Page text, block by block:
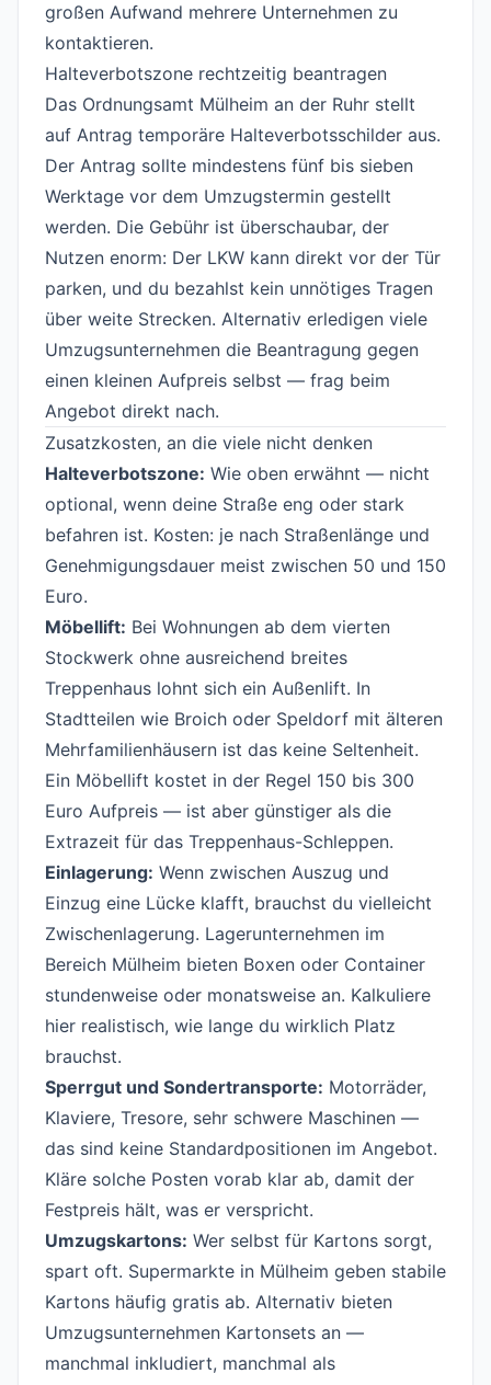
großen Aufwand mehrere Unternehmen zu
kontaktieren.
Halteverbotszone rechtzeitig beantragen
Das Ordnungsamt Mülheim an der Ruhr stellt
auf Antrag temporäre Halteverbotsschilder aus.
Der Antrag sollte mindestens fünf bis sieben
Werktage vor dem Umzugstermin gestellt
werden. Die Gebühr ist überschaubar, der
Nutzen enorm: Der LKW kann direkt vor der Tür
parken, und du bezahlst kein unnötiges Tragen
über weite Strecken. Alternativ erledigen viele
Umzugsunternehmen die Beantragung gegen
einen kleinen Aufpreis selbst — frag beim
Angebot direkt nach.
Zusatzkosten, an die viele nicht denken
Halteverbotszone: Wie oben erwähnt — nicht
optional, wenn deine Straße eng oder stark
befahren ist. Kosten: je nach Straßenlänge und
Genehmigungsdauer meist zwischen 50 und 150
Euro.
Möbellift: Bei Wohnungen ab dem vierten
Stockwerk ohne ausreichend breites
Treppenhaus lohnt sich ein Außenlift. In
Stadtteilen wie Broich oder Speldorf mit älteren
Mehrfamilienhäusern ist das keine Seltenheit.
Ein Möbellift kostet in der Regel 150 bis 300
Euro Aufpreis — ist aber günstiger als die
Extrazeit für das Treppenhaus-Schleppen.
Einlagerung: Wenn zwischen Auszug und
Einzug eine Lücke klafft, brauchst du vielleicht
Zwischenlagerung. Lagerunternehmen im
Bereich Mülheim bieten Boxen oder Container
stundenweise oder monatsweise an. Kalkuliere
hier realistisch, wie lange du wirklich Platz
brauchst.
Sperrgut und Sondertransporte: Motorräder,
Klaviere, Tresore, sehr schwere Maschinen —
das sind keine Standardpositionen im Angebot.
Kläre solche Posten vorab klar ab, damit der
Festpreis hält, was er verspricht.
Umzugskartons: Wer selbst für Kartons sorgt,
spart oft. Supermarkte in Mülheim geben stabile
Kartons häufig gratis ab. Alternativ bieten
Umzugsunternehmen Kartonsets an —
manchmal inkludiert, manchmal als